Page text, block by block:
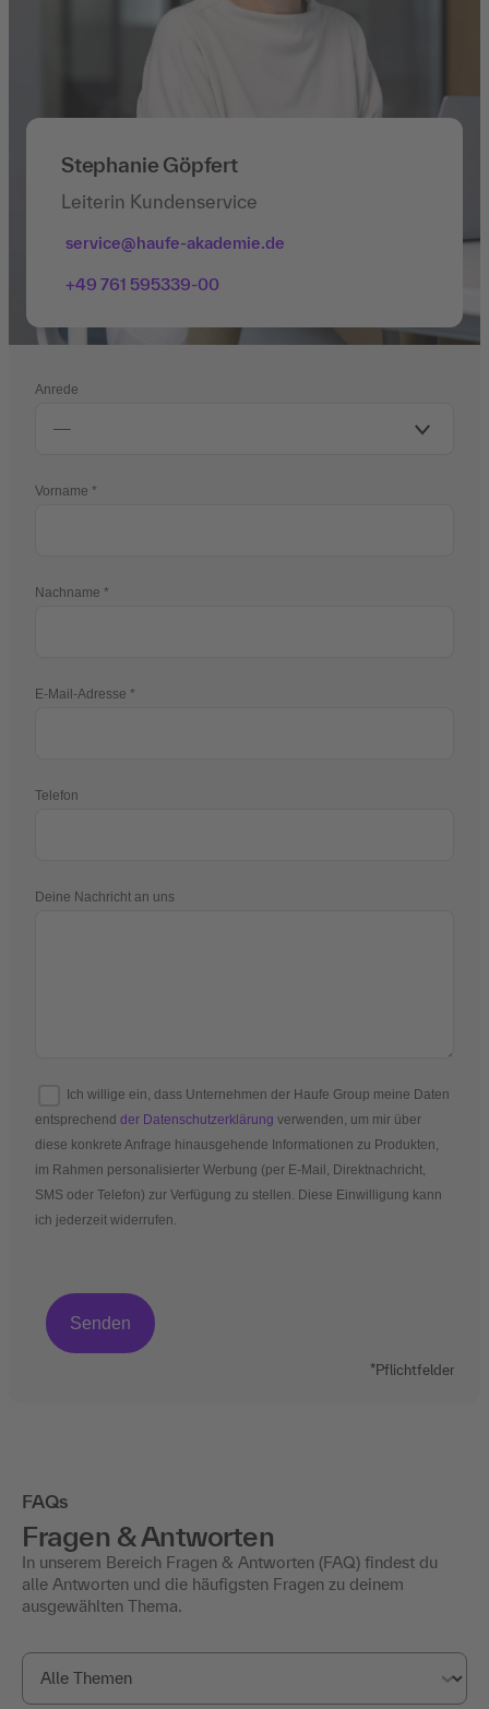
Stephanie Göpfert
Leiterin Kundenservice
service@haufe-akademie.de
+49 761 595339-00
Anrede
Vorname
Nachname
E-Mail-Adresse
Telefon
Deine Nachricht an uns
Ich willige ein, dass Unternehmen der Haufe Group meine Daten
entsprechend der Datenschutzerklärung verwenden, um mir über
diese konkrete Anfrage hinausgehende Informationen zu Produkten,
im Rahmen personalisierter Werbung (per E-Mail, Direktnachricht,
SMS oder Telefon) zur Verfügung zu stellen. Diese Einwilligung kann
ich jederzeit widerrufen.
*Pflichtfelder
FAQs
Fragen & Antworten
In unserem Bereich Fragen & Antworten (FAQ) findest du
alle Antworten und die häufigsten Fragen zu deinem
ausgewählten Thema.